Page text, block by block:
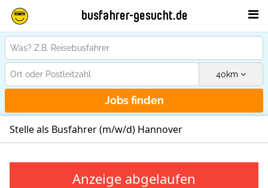
busfahrer-gesucht.de
40km
Jobs finden
Stelle als Busfahrer (m/w/d) Hannover
Anzeige abgelaufen